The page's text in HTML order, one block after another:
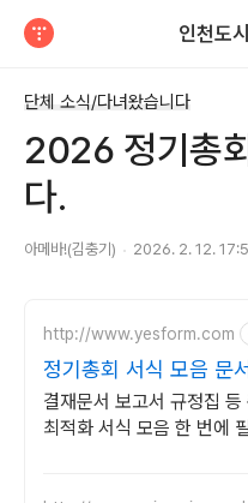
인천도
단체 소식/다녀왔습니다
2026 정기총
다.
아메바!(김충기) 2026. 2. 12.
http://www.yesform.com
정기총회 서식 모음 문
스폼
결재문서 보고서 규정집 등
최적화 서식 모음 한 번에